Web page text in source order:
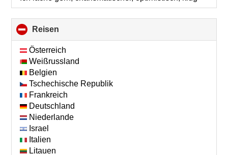
Reisen
to
collapse
contents
Österreich
Weißrussland
Belgien
Tschechische Republik
Frankreich
Deutschland
Niederlande
Israel
Italien
Litauen